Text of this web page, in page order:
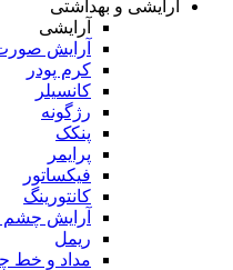
آرایشی و بهداشتی
آرایشی
آرایش
کرم پودر
کانسیلر
رژگونه
پنکک
پرایمر
فیکساتور
کانتورینگ
آرایش چشم
ریمل
مداد و خط